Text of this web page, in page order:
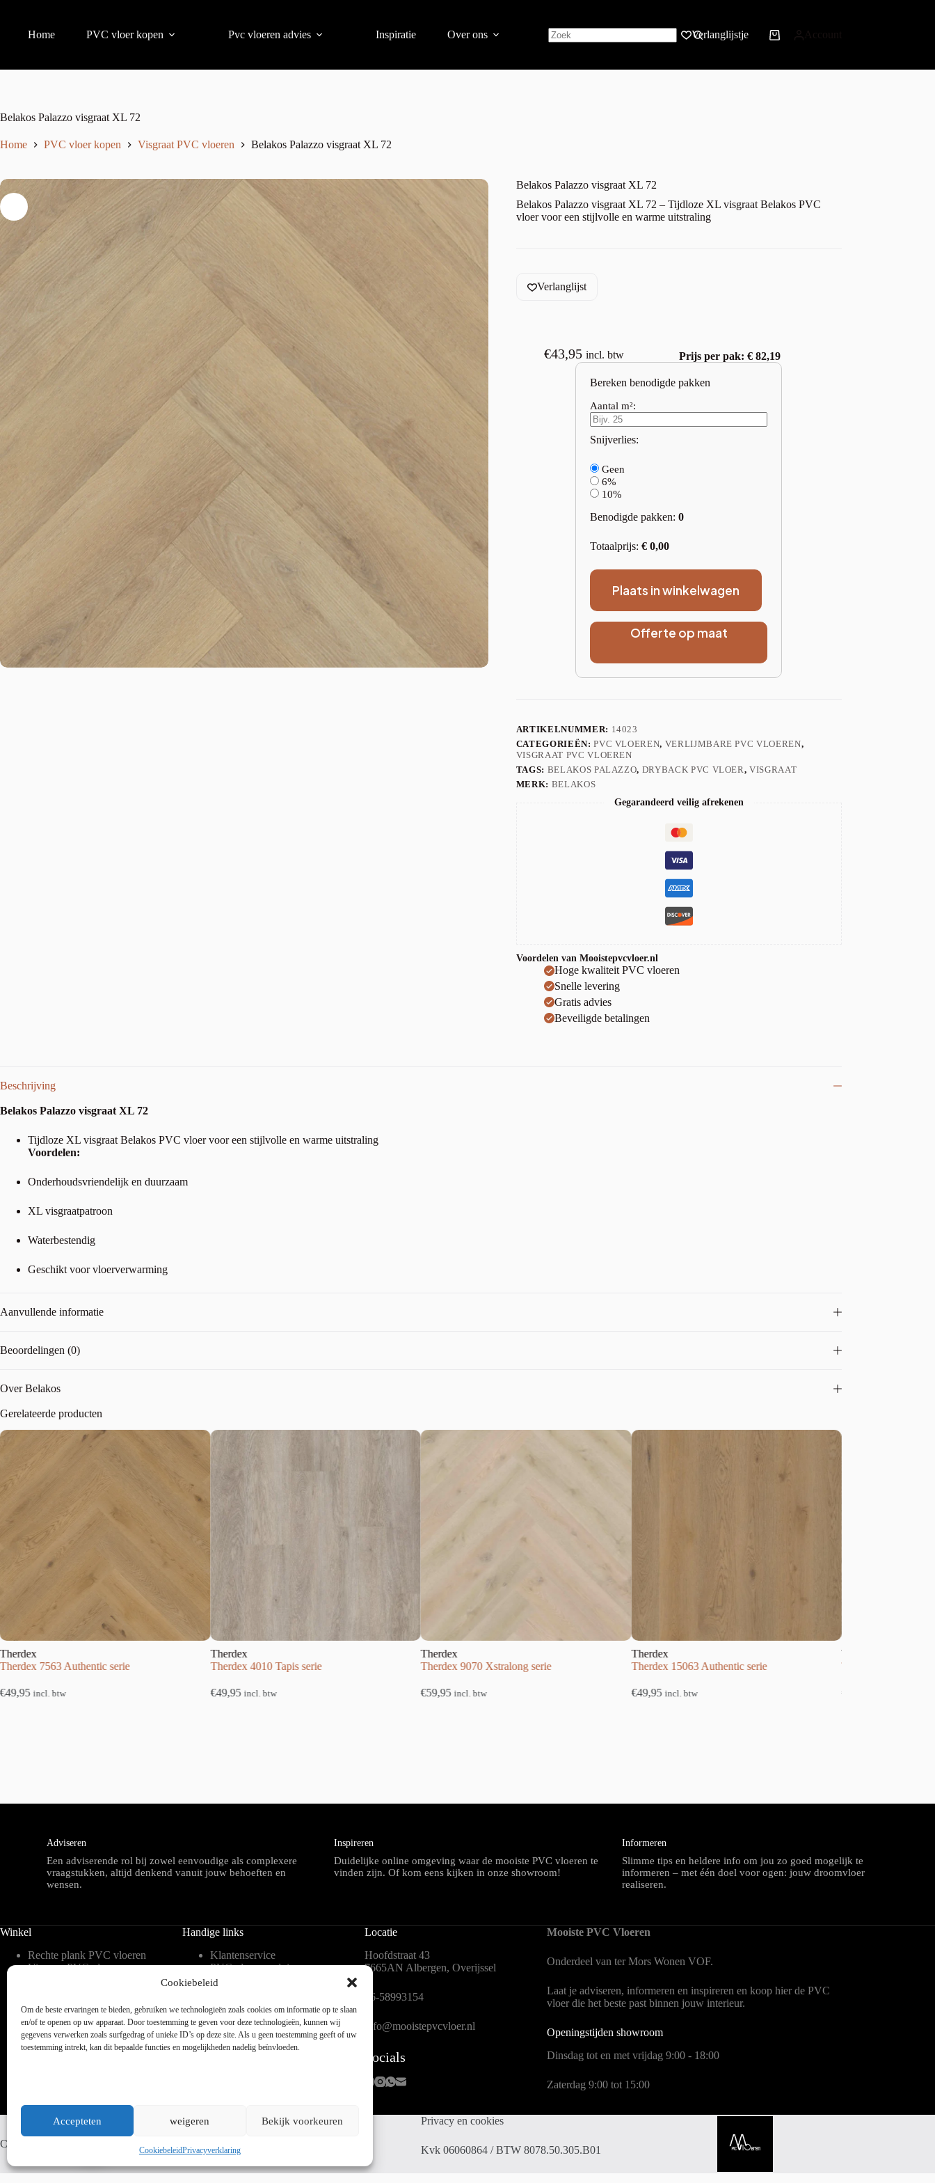
Cookiebeleid
Om de beste ervaringen te bieden, gebruiken we technologieën zoals cookies om informatie op te slaan
en/of te openen op uw apparaat. Door toestemming te geven voor deze technologieën, kunnen wij
gegevens verwerken zoals surfgedrag of unieke ID’s op deze site. Als u geen toestemming geeft of uw
toestemming intrekt, kan dit bepaalde functies en mogelijkheden nadelig beïnvloeden.
Accepteten weigeren Bekijk voorkeuren
CookiebeleidPrivacyverklaring
Home PVC vloer kopen Pvc vloeren advies Inspiratie Over ons Verlanglijstje
Belakos Palazzo visgraat XL 72
Home PVC vloer kopen Visgraat PVC vloeren Belakos Palazzo visgraat XL 72
Belakos Palazzo visgraat XL 72
Belakos Palazzo visgraat XL 72 – Tijdloze XL visgraat Belakos PVC
vloer voor een stijlvolle en warme uitstraling
Verlanglijst
€43,95 incl. btw Prijs per pak: € 82,19
Bereken benodigde pakken
Aantal m²:
Snijverlies:
Geen
6%
10%
Benodigde pakken:0
Totaalprijs:€0,00
Plaats in winkelwagen
Offerte op maat
ARTIKELNUMMER: 14023
CATEGORIEËN:PVC VLOEREN, VERLIJMBARE PVC VLOEREN,
VISGRAAT PVC VLOEREN
TAGS: BELAKOS PALAZZO, DRYBACK PVC VLOER,VISGRAAT
MERK: BELAKOS
Gegarandeerd veilig afrekenen
Voordelen van Mooistepvcvloer.nl
Hoge kwaliteit PVC vloeren
Snelle levering
Gratis advies
Beveiligde betalingen
Beschrijving
Belakos Palazzo visgraat XL 72
Tijdloze XL visgraat Belakos PVC vloer voor een stijlvolle en warme uitstraling
Voordelen:
Onderhoudsvriendelijk en duurzaam
XL visgraatpatroon
Waterbestendig
Geschikt voor vloerverwarming
Aanvullende informatie
Beoordelingen (0)
Over Belakos
Gerelateerde producten
7563 Authentic serie
incl. btw
Therdex
Therdex 4010 Tapis serie
49,95 incl. btw
Therdex
Therdex 9070 Xstralong serie
59,95 incl. btw
Therdex
Therdex 15063 Authentic serie
incl. btw
Therdex
Therdex 4230 Basic serie
34,95
Adviseren
Een adviserende rol bij zowel eenvoudige als complexere
vraagstukken, altijd denkend vanuit jouw behoeften en
wensen.
Inspireren
Duidelijke online omgeving waar de mooiste PVC vloeren te
vinden zijn. Of kom eens kijken in onze showroom!
Informeren
Slimme tips en heldere info om jou zo goed mogelijk te
informeren – met één doel voor ogen: jouw droomvloer
realiseren.
Winkel
Rechte plank PVC vloeren
Visgraat PVC vloeren
vloeren
Weense punt PVC vloeren
Verlijmbare PVC vloeren
Klik PVC vloeren
Handige links
Klantenservice
PVC vloeren advies
Inspiratie
blog
Over ons
Contact
Legservice
Locatie
Hoofdstraat 43
7665AN Albergen, Overijssel
06-58993154
info@mooistepvcvloer.nl
Socials
Mooiste PVC Vloeren
Onderdeel van ter Mors Wonen VOF.
Laat je adviseren, informeren en inspireren en koop hier de PVC
vloer die het beste past binnen jouw interieur.
Openingstijden showroom
Dinsdag tot en met vrijdag 9:00 - 18:00
Zaterdag 9:00 tot 15:00
Copyright © 2025 - WordPress thema door blocksy - Made by Jim ter Mors
Privacy en cookies
Kvk 06060864 / BTW 8078.50.305.B01